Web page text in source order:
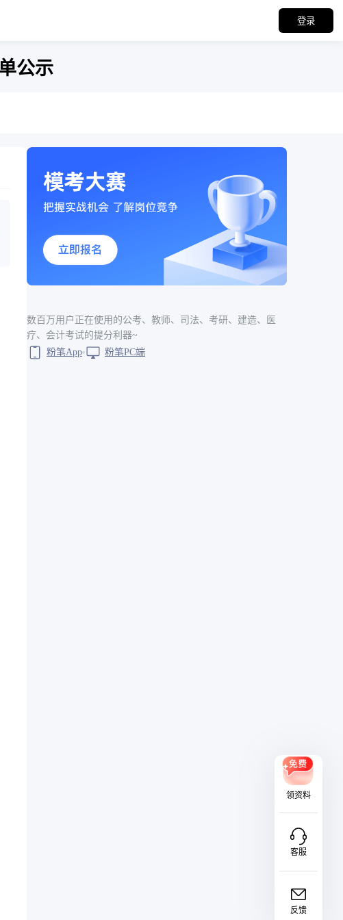
登录
公示
数百万用户正在使用的公考、教师、司法、考研、建造、医
疗、会计考试的提分利器~
粉笔App
粉笔PC端
领资料
客服
反馈